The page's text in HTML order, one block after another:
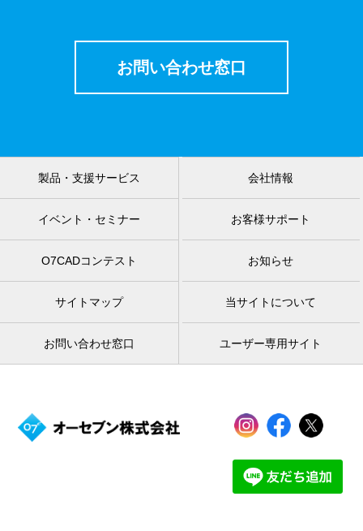
お問い合わせ窓口
製品・支援サービス 会社情報
イベント・セミナー お客様サポート
O7CADコンテスト お知らせ
サイトマップ 当サイトについて
お問い合わせ窓口 ユーザー専用サイト